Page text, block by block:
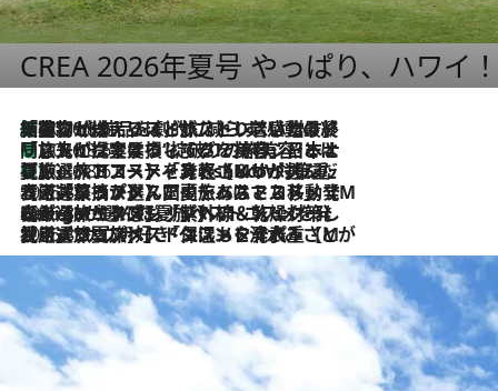
CREA 2026年夏号 やっぱり、ハワイ
2026.8.6
「荷物が増えるほど旅ストレスは増す」美容ジャーナリストがたどり着いた最終結論。“化粧品を劇的に減らす”感動の凝縮美容とは
2026.8.6
「旅先には金髪ウィッグを持参」日本と同じメイクでは損してる!? 美容ジャーナリストが提案する“掟破りの旅美容”とは
2026.8.6
【厳選旅コスメ】「身軽さ＆UV対策重視！」ヘアアーティストshucoが選んだ夏旅ベストコスメを発表【Mサイズジップ】
2026.8.5
【厳選旅コスメ】国内をあちこち移動する河井菜摘が選んだ夏旅ベストコスメ発表！「リラックスアイテムはマスト」【Mサイズジップ】
2026.8.4
【厳選旅コスメ】「紫外線＆乾燥対策しながらメイク感も！」ヘア＆メイクGeorgeが選んだ夏旅ベストコスメを発表！【Mサイズジップ】
2026.8.3
【厳選旅コスメ】「保湿もタイパ重視！」“サウナ好き”タレント清水みさとが愛用する夏旅ベストコスメを発表！【Mサイズジップ】